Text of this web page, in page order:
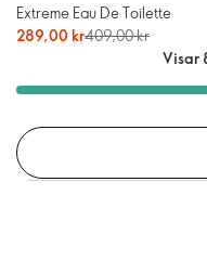
Extreme Eau De Toilette
289,00 kr409,00 kr
Visar